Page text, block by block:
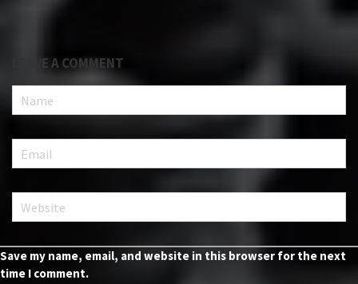
LEAVE A COMMENT
Save my name, email, and website in this browser for the next
time I comment.